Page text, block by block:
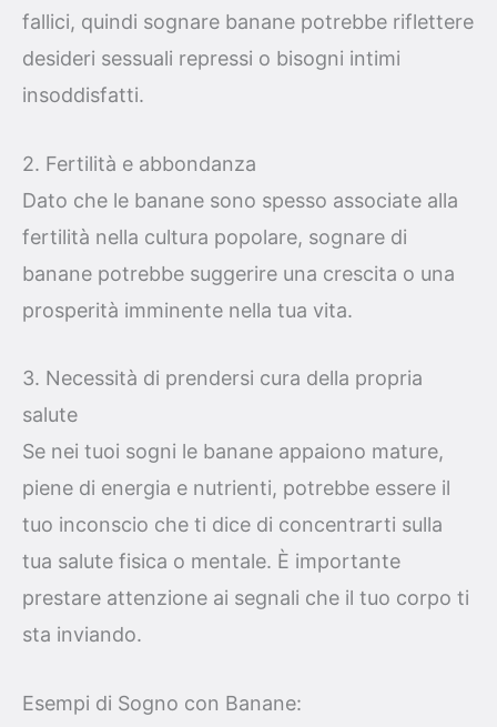
fallici, quindi sognare banane potrebbe riflettere
desideri sessuali repressi o bisogni intimi
insoddisfatti.
2. Fertilità e abbondanza
Dato che le banane sono spesso associate alla
fertilità nella cultura popolare, sognare di
banane potrebbe suggerire una crescita o una
prosperità imminente nella tua vita.
3. Necessità di prendersi cura della propria
salute
Se nei tuoi sogni le banane appaiono mature,
piene di energia e nutrienti, potrebbe essere il
tuo inconscio che ti dice di concentrarti sulla
tua salute fisica o mentale. È importante
prestare attenzione ai segnali che il tuo corpo ti
sta inviando.
Esempi di Sogno con Banane: